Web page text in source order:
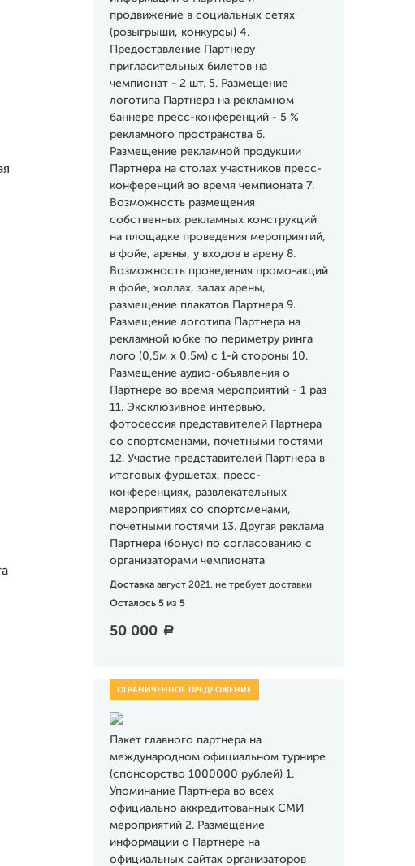
продвижение в социальных сетях
(розыгрыши, конкурсы) 4.
Предоставление Партнеру
пригласительных билетов на
чемпионат - 2 шт. 5. Размещение
логотипа Партнера на рекламном
баннере пресс-конференций - 5 %
рекламного пространства 6.
Размещение рекламной продукции
Партнера на столах участников пресс-
конференций во время чемпионата 7.
Возможность размещения
собственных рекламных конструкций
на площадке проведения мероприятий,
в фойе, арены, у входов в арену 8.
Возможность проведения промо-акций
в фойе, холлах, залах арены,
размещение плакатов Партнера 9.
Размещение логотипа Партнера на
рекламной юбке по периметру ринга
лого (0,5м x 0,5м) с 1-й стороны 10.
Размещение аудио-объявления о
Партнере во время мероприятий - 1 раз
11. Эксклюзивное интервью,
фотосессия представителей Партнера
со спортсменами, почетными гостями
12. Участие представителей Партнера в
итоговых фуршетах, пресс-
конференциях, развлекательных
мероприятиях со спортсменами,
почетными гостями 13. Другая реклама
Партнера (бонус) по согласованию с
организаторами чемпионата
Доставка август 2021, не требует доставки
Осталось 5 из 5
50 000 a
Пакет главного партнера на
международном официальном турнире
(спонсорство 1000000 рублей) 1.
Упоминание Партнера во всех
официально аккредитованных СМИ
мероприятий 2. Размещение
информации о Партнере на
официальных сайтах организаторов